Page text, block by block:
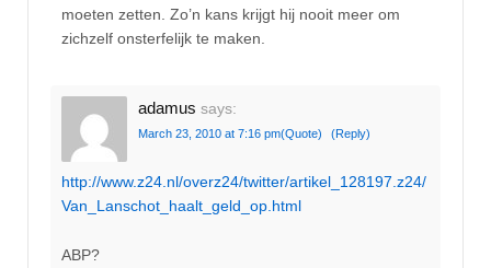
moeten zetten. Zo’n kans krijgt hij nooit meer om
zichzelf onsterfelijk te maken.
adamus says:
March 23, 2010 at 7:16 pm(Quote) (Reply)
http://www.z24.nl/overz24/twitter/artikel_128197.z24/
Van_Lanschot_haalt_geld_op.html
ABP?